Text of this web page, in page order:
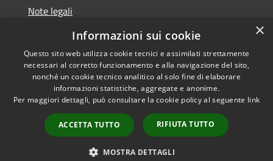
Note legali
Dichiarazione di accessibilità
Accessibilità
Copyright © 2026 • Comune di
Pessano con Bornago •
Powered byMunicipium
Accesso redazione
×
Informazioni sui cookie
Questo sito web utilizza cookie tecnici e assimilati strettamente
necessari al corretto funzionamento e alla navigazione del sito,
nonché un cookie tecnico analitico al solo fine di elaborare
informazioni statistiche, aggregate e anonime.
Per maggiori dettagli, può consultare la cookie policy al seguente link
ACCETTA TUTTO RIFIUTA TUTTO
MOSTRA DETTAGLI